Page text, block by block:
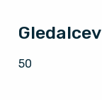
Gledalcev
50